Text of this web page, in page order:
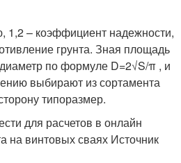
1,2 – коэффициент надежности,
грунта. Зная площадь
по формуле D=2√S/π , и
выбирают из сортамента
типоразмер.
для расчетов в онлайн
на винтовых сваях Источник